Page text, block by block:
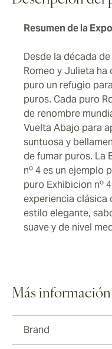
Resumen de la
Desde la década
Romeo y Julieta
puro un refugio
puros. Cada puro
de renombre
Vuelta Abajo para
suntuosa y
de fumar puros. La
nº 4 es un ejemplo
puro Exhibicion nº
experiencia clásica
estilo elegante,
suave y de nivel
Más información
Brand